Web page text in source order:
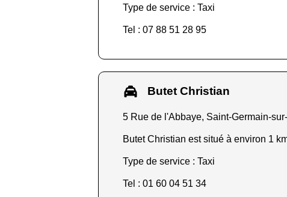
Type de service : Taxi
Tel : 07 88 51 28 95
Butet Christian
5 Rue de l'Abbaye, Saint-Germain-
Butet Christian est situé à environ 1
Type de service : Taxi
Tel : 01 60 04 51 34